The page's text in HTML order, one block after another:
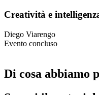
Creatività e
Diego Viarengo
Evento concluso
Di cosa abbiamo